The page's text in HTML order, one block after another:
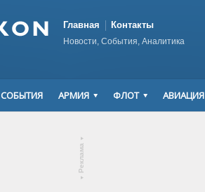
Главная Контакты
Новости, События, Аналитика
СОБЫТИЯ АРМИЯ ФЛОТ АВИАЦИЯ
▾
Реклама
▾